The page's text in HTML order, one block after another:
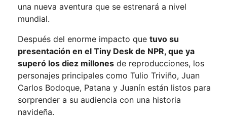
una nueva aventura que se estrenará a nivel
mundial.
Después del enorme impacto que tuvo su
presentación en el Tiny Desk de NPR, que ya
superó los diez millones de reproducciones, los
personajes principales como Tulio Triviño, Juan
Carlos Bodoque, Patana y Juanín están listos para
sorprender a su audiencia con una historia
navideña.